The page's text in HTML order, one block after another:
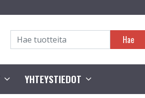
Hae
YHTEYSTIEDOT